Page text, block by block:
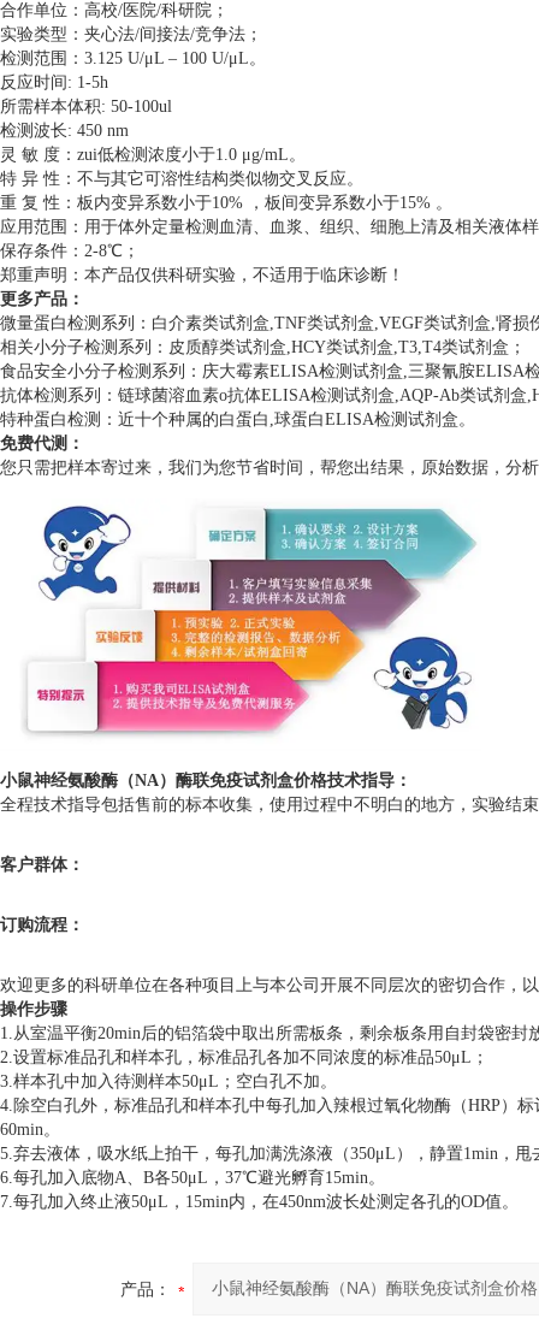
合作单位：高校/医院/科研院；
实验类型：夹心法/间接法/竞争法；
检测范围：3.125 U/μL – 100 U/μL。
反应时间: 1-5h
所需样本体积: 50-100ul
检测波长: 450 nm
灵 敏 度：zui低检测浓度小于1.0 μg/mL。
特 异 性：不与其它可溶性结构类似物交叉反应。
重 复 性：板内变异系数小于10% ，板间变异系数小于15% 。
应用范围：用于体外定量检测血清、血浆、组织、细胞上清及相关液体
保存条件：2-8℃；
郑重声明：本产品仅供科研实验，不适用于临床诊断！
更多产品：
微量蛋白检测系列：白介素类试剂盒,TNF类试剂盒,VEGF类试剂盒,肾损
相关小分子检测系列：皮质醇类试剂盒,HCY类试剂盒,T3,T4类试剂盒；
食品安全小分子检测系列：庆大霉素ELISA检测试剂盒,三聚氰胺
抗体检测系列：链球菌溶血素o抗体ELISA检测试剂盒,AQP-Ab类试剂盒
特种蛋白检测：近十个种属的白蛋白,球蛋白ELISA检测试剂盒。
免费代测：
您只需把样本寄过来，我们为您节省时间，帮您出结果，原始数据，分
小鼠神经氨酸酶（NA）酶联免疫试剂盒价格技术指导：
全程技术指导包括售前的标本收集，使用过程中不明白的地方，实验结
客户群体：
订购流程：
欢迎更多的科研单位在各种项目上与本公司开展不同层次的密切合作，
操作步骤
1.从室温平衡20min后的铝箔袋中取出所需板条，剩余板条用自封袋密封
2.设置标准品孔和样本孔，标准品孔各加不同浓度的标准品50μL；
3.样本孔中加入待测样本50μL；空白孔不加。
4.除空白孔外，标准品孔和样本孔中每孔加入辣根过氧化物酶（HRP）
60min。
5.弃去液体，吸水纸上拍干，每孔加满洗涤液（350μL），静置1min，
6.每孔加入底物A、B各50μL，37℃避光孵育15min。
7.每孔加入终止液50μL，15min内，在450nm波长处测定各孔的OD值。
产品：